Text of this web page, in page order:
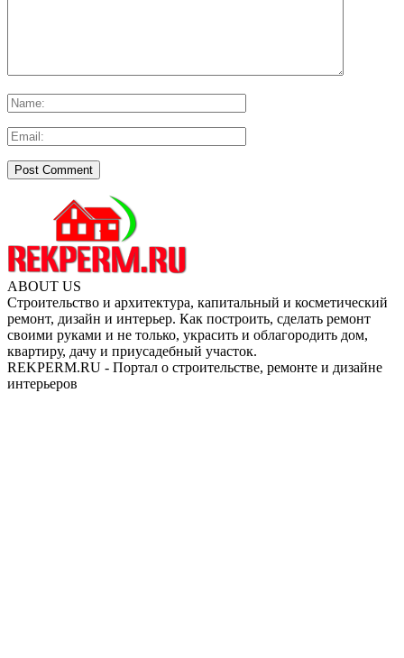
ABOUT US
Строительство и архитектура, капитальный и косметический
ремонт, дизайн и интерьер. Как построить, сделать ремонт
своими руками и не только, украсить и облагородить дом,
квартиру, дачу и приусадебный участок.
REKPERM.RU - Портал о строительстве, ремонте и дизайне
интерьеров